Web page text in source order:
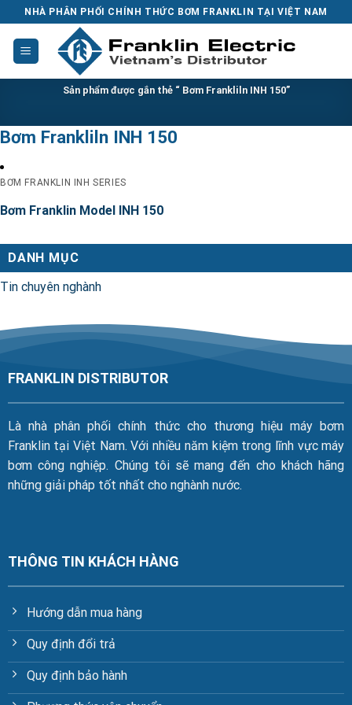
to
content
NHÀ PHÂN PHỐI CHÍNH THỨC BƠM FRANKLIN TẠI VIỆT NAM
Sản phẩm được gắn thẻ “ Bơm Frankliln INH 150”
Bơm Frankliln INH 150
BƠM FRANKLIN INH SERIES
Bơm Franklin Model INH 150
DANH MỤC
Tin chuyên nghành
FRANKLIN DISTRIBUTOR
Là nhà phân phối chính thức cho thương hiệu máy bơm
Franklin tại Việt Nam. Với nhiều năm kiệm trong lĩnh vực máy
bơm công nghiệp. Chúng tôi sẽ mang đến cho khách hãng
những giải pháp tốt nhất cho nghành nước.
THÔNG TIN KHÁCH HÀNG
Hướng dẫn mua hàng
Quy định đổi trả
Quy định bảo hành